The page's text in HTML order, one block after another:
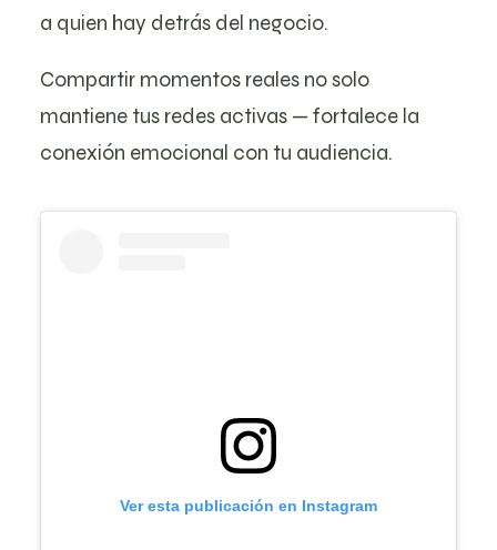
a quien hay detrás del negocio.
Compartir momentos reales no solo
mantiene tus redes activas — fortalece la
conexión emocional con tu audiencia.
Ver esta publicación en Instagram